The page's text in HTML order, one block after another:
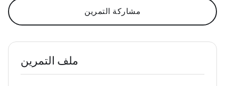
مشاركة التمرين
ملف التمرين